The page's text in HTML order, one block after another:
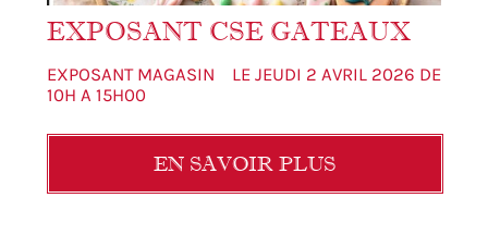
EXPOSANT CSE GATEAUX
EXPOSANT MAGASIN LE JEUDI 2 AVRIL 2026 DE
10H A 15H00
EN SAVOIR PLUS